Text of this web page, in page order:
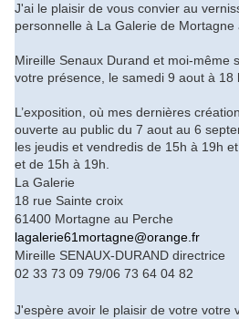
J'ai le plaisir de vous convier au
personnelle à La Galerie de Mortagne
Mireille Senaux Durand et moi-même
votre présence, le samedi 9 aout à 18
L’exposition, où mes dernières
ouverte au public du 7 aout au 6
les jeudis et vendredis de 15h à 19h
et de 15h à 19h.
La Galerie
18 rue Sainte croix
61400 Mortagne au Perche
lagalerie61mortagne@orange.fr
Mireille SENAUX-DURAND directrice
02 33 73 09 79/06 73 64 04 82
J'espère avoir le plaisir de votre votre